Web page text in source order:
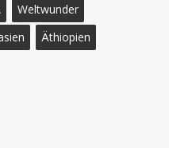
Weltwunder
Äthiopien